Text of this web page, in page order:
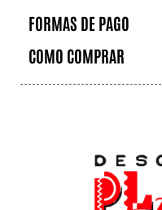
FORMAS DE PAGO
COMO COMPRAR